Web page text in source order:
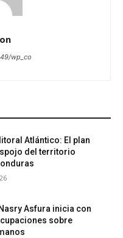
wp_co
Atlántico: El plan
del territorio
Asfura inicia con
sobre